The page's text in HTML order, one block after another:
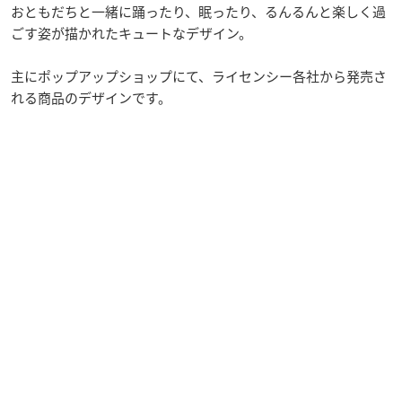
おともだちと一緒に踊ったり、眠ったり、るんるんと楽しく過
ごす姿が描かれたキュートなデザイン。
主にポップアップショップにて、ライセンシー各社から発売さ
れる商品のデザインです。